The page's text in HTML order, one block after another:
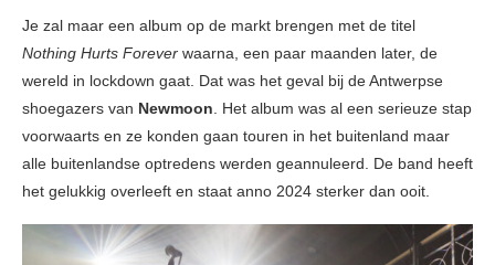
Je zal maar een album op de markt brengen met de titel
Nothing Hurts Forever waarna, een paar maanden later, de
wereld in lockdown gaat. Dat was het geval bij de Antwerpse
shoegazers van Newmoon. Het album was al een serieuze stap
voorwaarts en ze konden gaan touren in het buitenland maar
alle buitenlandse optredens werden geannuleerd. De band heeft
het gelukkig overleeft en staat anno 2024 sterker dan ooit.